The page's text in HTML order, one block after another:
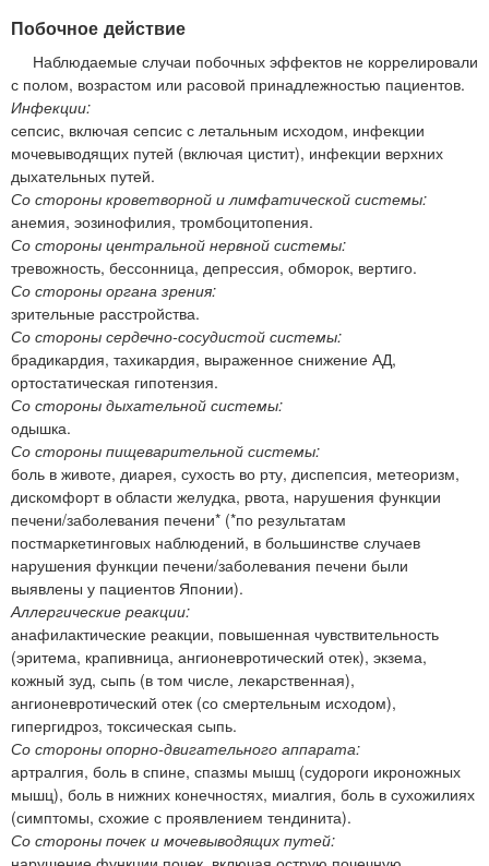
Побочное действие
Наблюдаемые случаи побочных эффектов не коррелировали
с полом, возрастом или расовой принадлежностью пациентов.
Инфекции:
сепсис, включая сепсис с летальным исходом, инфекции
мочевыводящих путей (включая цистит), инфекции верхних
дыхательных путей.
Со стороны кроветворной и лимфатической системы:
анемия, эозинофилия, тромбоцитопения.
Со стороны центральной нервной системы:
тревожность, бессонница, депрессия, обморок, вертиго.
Со стороны органа зрения:
зрительные расстройства.
Со стороны сердечно-сосудистой системы:
брадикардия, тахикардия, выраженное снижение АД,
ортостатическая гипотензия.
Со стороны дыхательной системы:
одышка.
Со стороны пищеварительной системы:
боль в животе, диарея, сухость во рту, диспепсия, метеоризм,
дискомфорт в области желудка, рвота, нарушения функции
печени/заболевания печени* (*по результатам
постмаркетинговых наблюдений, в большинстве случаев
нарушения функции печени/заболевания печени были
выявлены у пациентов Японии).
Аллергические реакции:
анафилактические реакции, повышенная чувствительность
(эритема, крапивница, ангионевротический отек), экзема,
кожный зуд, сыпь (в том числе, лекарственная),
ангионевротический отек (со смертельным исходом),
гипергидроз, токсическая сыпь.
Со стороны опорно-двигательного аппарата:
артралгия, боль в спине, спазмы мышц (судороги икроножных
мышц), боль в нижних конечностях, миалгия, боль в сухожилиях
(симптомы, схожие с проявлением тендинита).
Со стороны почек и мочевыводящих путей: